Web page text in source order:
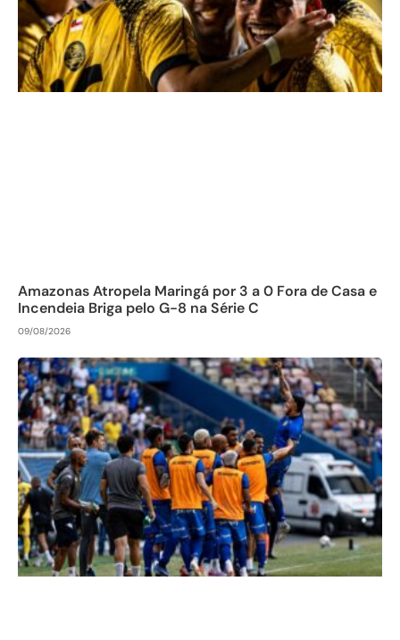
Amazonas Atropela Maringá por 3 a 0 Fora de Casa e
Incendeia Briga pelo G-8 na Série C
09/08/2026